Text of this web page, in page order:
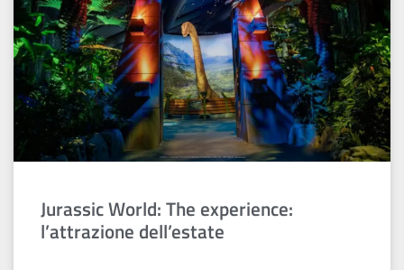
Jurassic World: The experience:
l’attrazione dell’estate